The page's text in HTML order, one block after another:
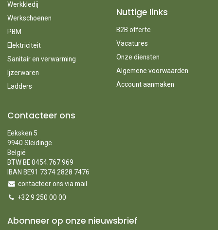
Werkkledij
Werkschoenen
PBM
Elektriciteit
Sanitair en verwarming
Ijzerwaren
Ladders
Nuttige links
B2B offerte
Vacatures
Onze diensten
Algemene voorwaarden
Account aanmaken
Contacteer ons
Eeksken 5
9940 Sleidinge
België
BTW BE 0454.767.969
IBAN BE91 7374 2828 7476
contacteer ons via mail
+32 9 250 00 00
Abonneer op onze nieuwsbrief